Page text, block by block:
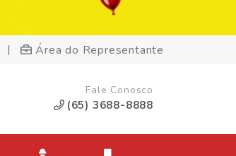
| Área do Representante
Fale Conosco
(65) 3688-8888